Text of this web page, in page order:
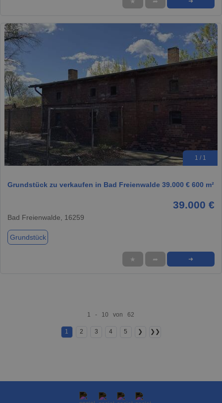
1 / 1
Grundstück zu verkaufen in Bad Freienwalde 39.000 € 600 m²
39.000 €
Bad Freienwalde, 16259
Grundstück
★ ➦ ➜
1 - 10 von 62
1 2 3 4 5 ❯ ❯❯